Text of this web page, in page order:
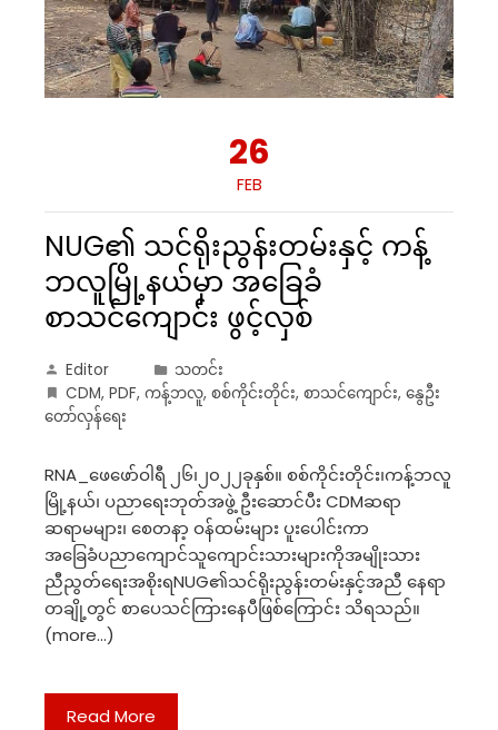
26
FEB
NUG၏ သင်ရိုးညွန်းတမ်းနှင့် ကန့်
ဘလူမြို့နယ်မှာ အခြေခံ
စာသင်ကျောင်း ဖွင့်လှစ်
Editor
သတင်း
CDM, PDF, ကန့်ဘလူ, စစ်ကိုင်းတိုင်း, စာသင်ကျောင်း, နွေဦး
တော်လှန်ရေး
RNA_ဖေဖော်ဝါရီ ၂၆၊၂၀၂၂ခုနှစ်။ စစ်ကိုင်းတိုင်း၊ကန့်ဘလူ
မြို့နယ်၊ ပညာရေးဘုတ်အဖွဲ့ ဦးဆောင်ပီး CDMဆရာ
ဆရာမများ‌၊ စေတနာ့ ဝန်ထမ်းများ ပူးပေါင်းကာ
အခြေခံပညာကျောင်သူကျောင်းသားများကိုအမျိုးသား
ညီညွတ်ရေးအစိုးရNUG၏သင်ရိုးညွန်းတမ်းနှင့်အညီ နေရာ
တချို့တွင် စာပေသင်ကြားနေပီဖြစ်ကြောင်း သိရသည်။
(more…)
Read More